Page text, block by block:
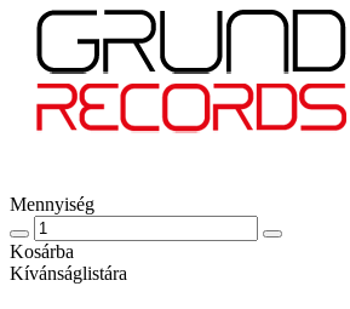
Mennyiség
Kosárba
Kívánságlistára